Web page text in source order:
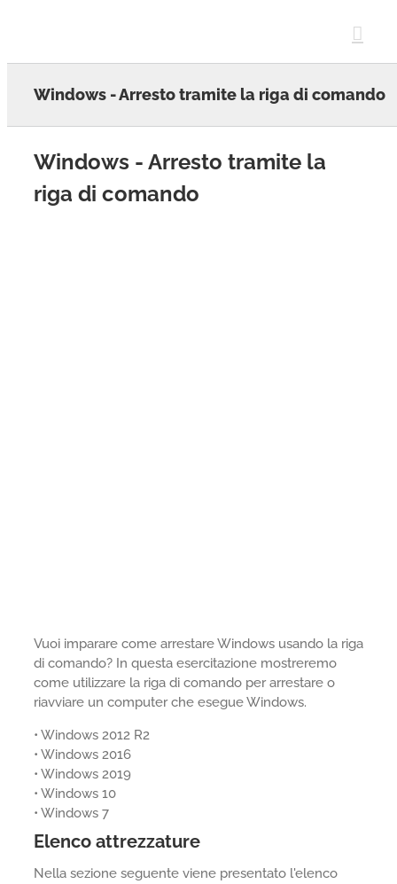
Windows - Arresto tramite la riga di comando
Windows - Arresto tramite la
riga di comando
Vuoi imparare come arrestare Windows usando la riga
di comando? In questa esercitazione mostreremo
come utilizzare la riga di comando per arrestare o
riavviare un computer che esegue Windows.
• Windows 2012 R2
• Windows 2016
• Windows 2019
• Windows 10
• Windows 7
Elenco attrezzature
Nella sezione seguente viene presentato l'elenco